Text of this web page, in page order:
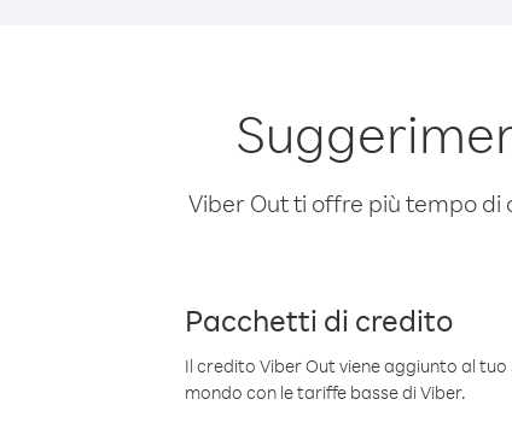
Viber Out ti offre più tempo di
Pacchetti di credito
Il credito Viber Out viene aggiunto al
mondo con le tariffe basse di Viber.